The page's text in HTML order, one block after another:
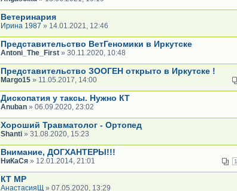
Ветеринария
Ирина 1987 » 14.01.2021, 12:46
Представительство ВетГеномики в Иркутске
Antoni_The_First » 30.11.2020, 10:48
Представительство ЗООГЕН открыто в Иркутске !
Margo15 » 11.05.2017, 14:00
Дископатия у таксы. Нужно КТ
Anuban » 06.09.2020, 23:02
Хороший Травматолог - Ортопед
Shanti » 31.08.2020, 15:23
Внимание, ДОГХАНТЕРЫ!!!
1
НиКаСя » 12.01.2014, 21:01
КТ МР
АнастасияЩ » 07.05.2020, 13:29